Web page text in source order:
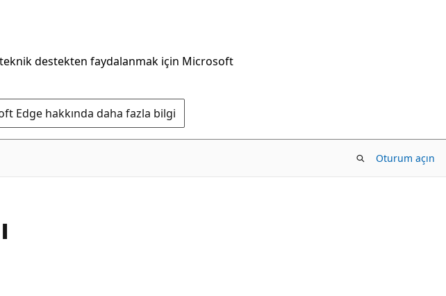
destekten faydalanmak için Microsoft
Edge hakkında daha fazla bilgi
Oturum açın